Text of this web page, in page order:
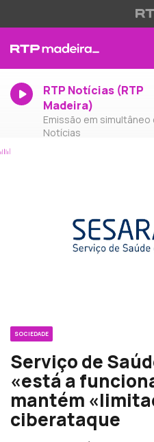
RTP Notícias (RTP
Madeira)
Emissão em simultâneo
Notícias
SOCIEDADE
Serviço de
«está a
mantém
ciberataque